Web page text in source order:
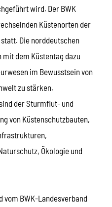
wird. Der BWK
Küstenorten der
Die norddeutschen
dem Küstentag dazu
im Bewusstsein von
zu stärken.
der Sturmflut- und
von Küstenschutzbauten,
Ökologie und
vom BWK-Landesverband